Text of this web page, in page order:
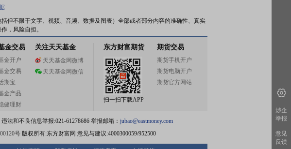
但不限于文字、视频、音频、数据及图表）全部或者部分内容的准确性、真实
，风险自担。
金交易
金开户
金交易
期宝
金产品
健理财
关注天天基金
天天基金网微博
天天基金网微信
东方财富期货
扫一扫下载APP
期货交易
期货手机开户
期货电脑开户
期货官方网站
法和不良信息举报:021-61278686 举报邮箱： jubao@eastmoney.com
号版权所有:东方财富网 意见与建议:4000300059/952500
涉企
举报
意见
反馈